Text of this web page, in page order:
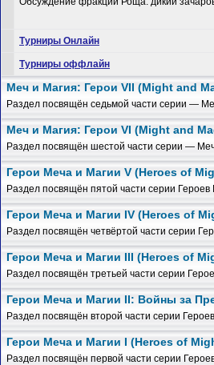
Турниры Онлайн
Турниры оффлайн
Меч и Магия: Герои VII (Might and
Раздел посвящён седьмой части серии —
Меч и Магия: Герои VI (Might and
Раздел посвящён шестой части серии —
Герои Меча и Магии V (Heroes of
Раздел посвящён пятой части серии
Герои Меча и Магии IV (Heroes of
Раздел посвящён четвёртой части серии
Герои Меча и Магии III (Heroes of
Раздел посвящён третьей части серии
Герои Меча и Магии II: Войны за
Раздел посвящён второй части серии
Герои Меча и Магии I (Heroes of
Раздел посвящён первой части серии